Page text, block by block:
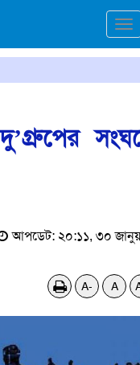
আপডেট: ২০:১১, ৩০
A- A